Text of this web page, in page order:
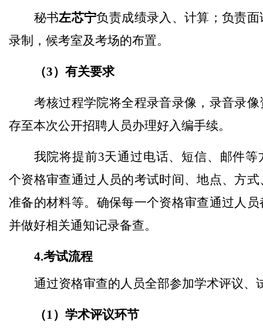
秘书左芯宁负责成绩录入、计算；负责
录制，候考室及考场的布置。
（3）有关要求
考核过程学院将全程录音录像，录音录
存至本次公开招聘人员办理好入编手续。
我院将提前3天通过电话、短信、邮件等
个资格审查通过人员的考试时间、地点、方
准备的材料等。确保每一个资格审查通过人
并做好相关通知记录备查。
4.考试流程
通过资格审查的人员全部参加学术评议、
（1）学术评议环节